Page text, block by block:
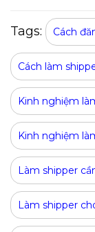
Tags: Cách
Cách làm
Kinh nghiệm
Kinh nghiệm
Làm shipper
Làm shipper